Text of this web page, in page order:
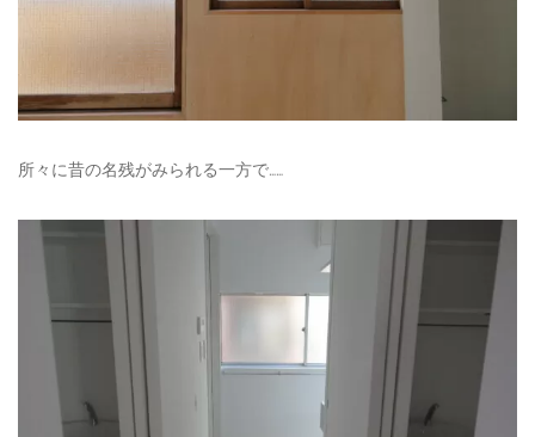
所々に昔の名残がみられる一方で……